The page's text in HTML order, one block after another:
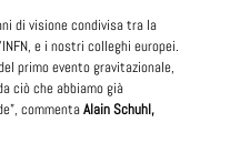
di visione condivisa tra la
e i nostri colleghi europei.
primo evento gravitazionale,
ciò che abbiamo già
commentaAlain Schuhl,